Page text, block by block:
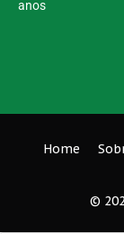
anos
©
Home